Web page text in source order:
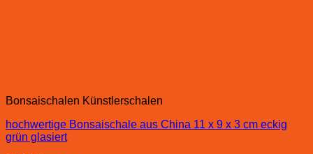
Bonsaischalen Künstlerschalen
hochwertige Bonsaischale aus China 11 x 9 x 3 cm eckig
grün glasiert